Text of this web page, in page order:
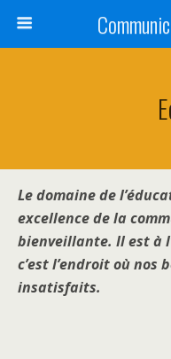
Le domaine de
excellence de la
bienveillante. Il est à
c’est l’endroit où nos
insatisfaits.